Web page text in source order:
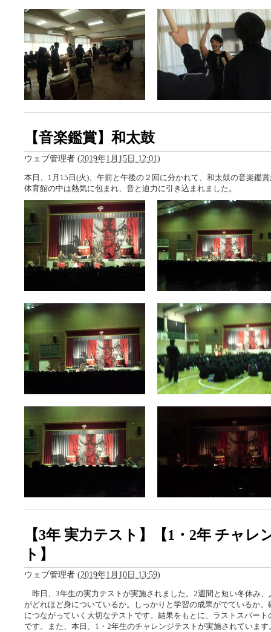
【音楽鑑賞】和太鼓
ウェブ管理者 (2019年1月15日 12:01)
本日、1月15日(火)、午前と午後の２回に分かれて、和太鼓の音楽鑑
体育館の中は熱気に包まれ、音と迫力に引き込まれました。
【3年 実力テスト】【1・2年 チャレ
ト】
ウェブ管理者 (2019年1月10日 13:59)
昨日、3年生の実力テストが実施されました。2週間と短い冬休み、
がどれほど身についているか。しっかりと学習の成果がでているか。
につながっていく大切なテストです。結果をもとに、ラストスパー
です。また、本日、1・2年生のチャレンジテストが実施されていま